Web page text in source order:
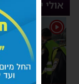
אולי יעניין
1